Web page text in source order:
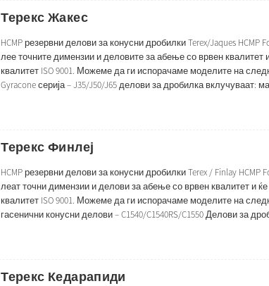
Терекс Жакес
HCMP резервни делови за конусни дробилки Terex/Jaques
лее точните димензии и деловите за абење со врвен
квалитет ISO 9001. Можеме да ги испорачаме моделите на
Gyracone серија – J35/J50/J65 делови за дробилка вклучуваат:
Терекс Финлеј
HCMP резервни делови за конусни дробилки Terex / Finlay
леат точни димензии и делови за абење со врвен квалитет и
квалитет ISO 9001. Можеме да ги испорачаме моделите на
гасенични конусни делови – C1540/C1540RS/C1550 Делови за
Терекс Кедарапиди